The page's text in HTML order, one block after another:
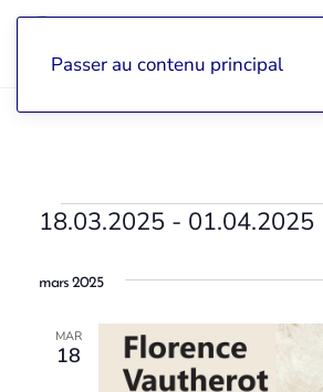
Passer au contenu principal
Évènements
18.03.2025 - 01.04.2025
une
mars 2025
MAR
18